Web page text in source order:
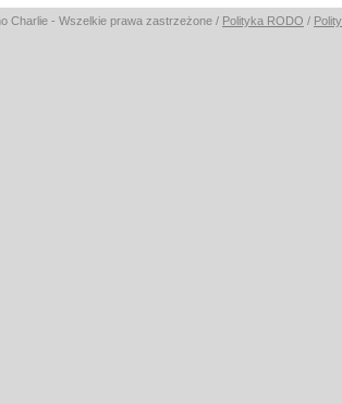
Charlie - Wszelkie prawa zastrzeżone / Polityka RODO /